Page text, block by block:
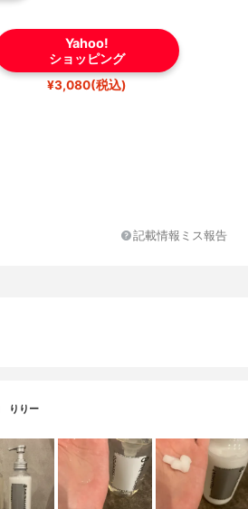
Yahoo!
ショッピング
¥3,080(税込)
記載情報ミス報告
りりー